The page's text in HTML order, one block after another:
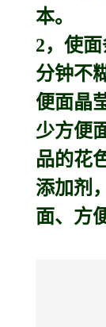
本。
2，使
分钟不
便面晶
少方便
品的花
添加剂
面、方